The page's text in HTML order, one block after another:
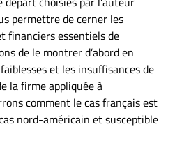
permettre de cerner les
financiers essentiels de
de le montrer d’abord en
et les insuffisances de
la firme appliquée à
comment le cas français est
nord-américain et susceptible